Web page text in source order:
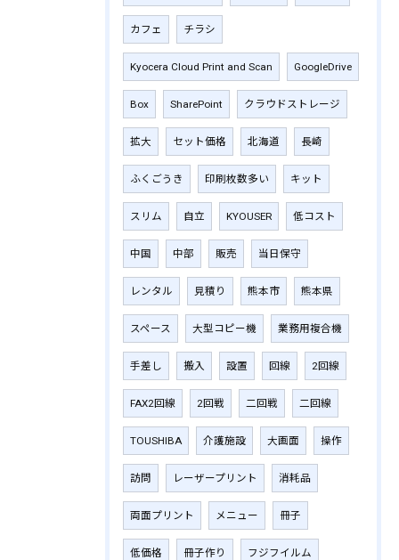
カフェ チラシ
Kyocera Cloud Print and Scan GoogleDrive
Box SharePoint クラウドストレージ
拡大 セット価格 北海道 長崎
ふくごうき 印刷枚数多い キット
スリム 自立 KYOUSER 低コスト
中国 中部 販売 当日保守
レンタル 見積り 熊本市 熊本県
スペース 大型コピー機 業務用複合機
手差し 搬入 設置 回線 2回線
FAX2回線 2回戦 二回戦 二回線
TOUSHIBA 介護施設 大画面 操作
訪問 レーザープリント 消耗品
両面プリント メニュー 冊子
低価格 冊子作り フジフイルム